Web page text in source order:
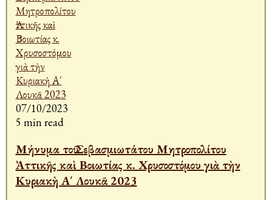
07/10/2023
5 min read
Μήνυμα τοῦ Σεβασμιωτάτου Μητροπολίτου
Ἀττικῆς καὶ Βοιωτίας κ. Χρυσοστόμου γιὰ τὴν
Κυριακὴ Α΄ Λουκᾶ 2023